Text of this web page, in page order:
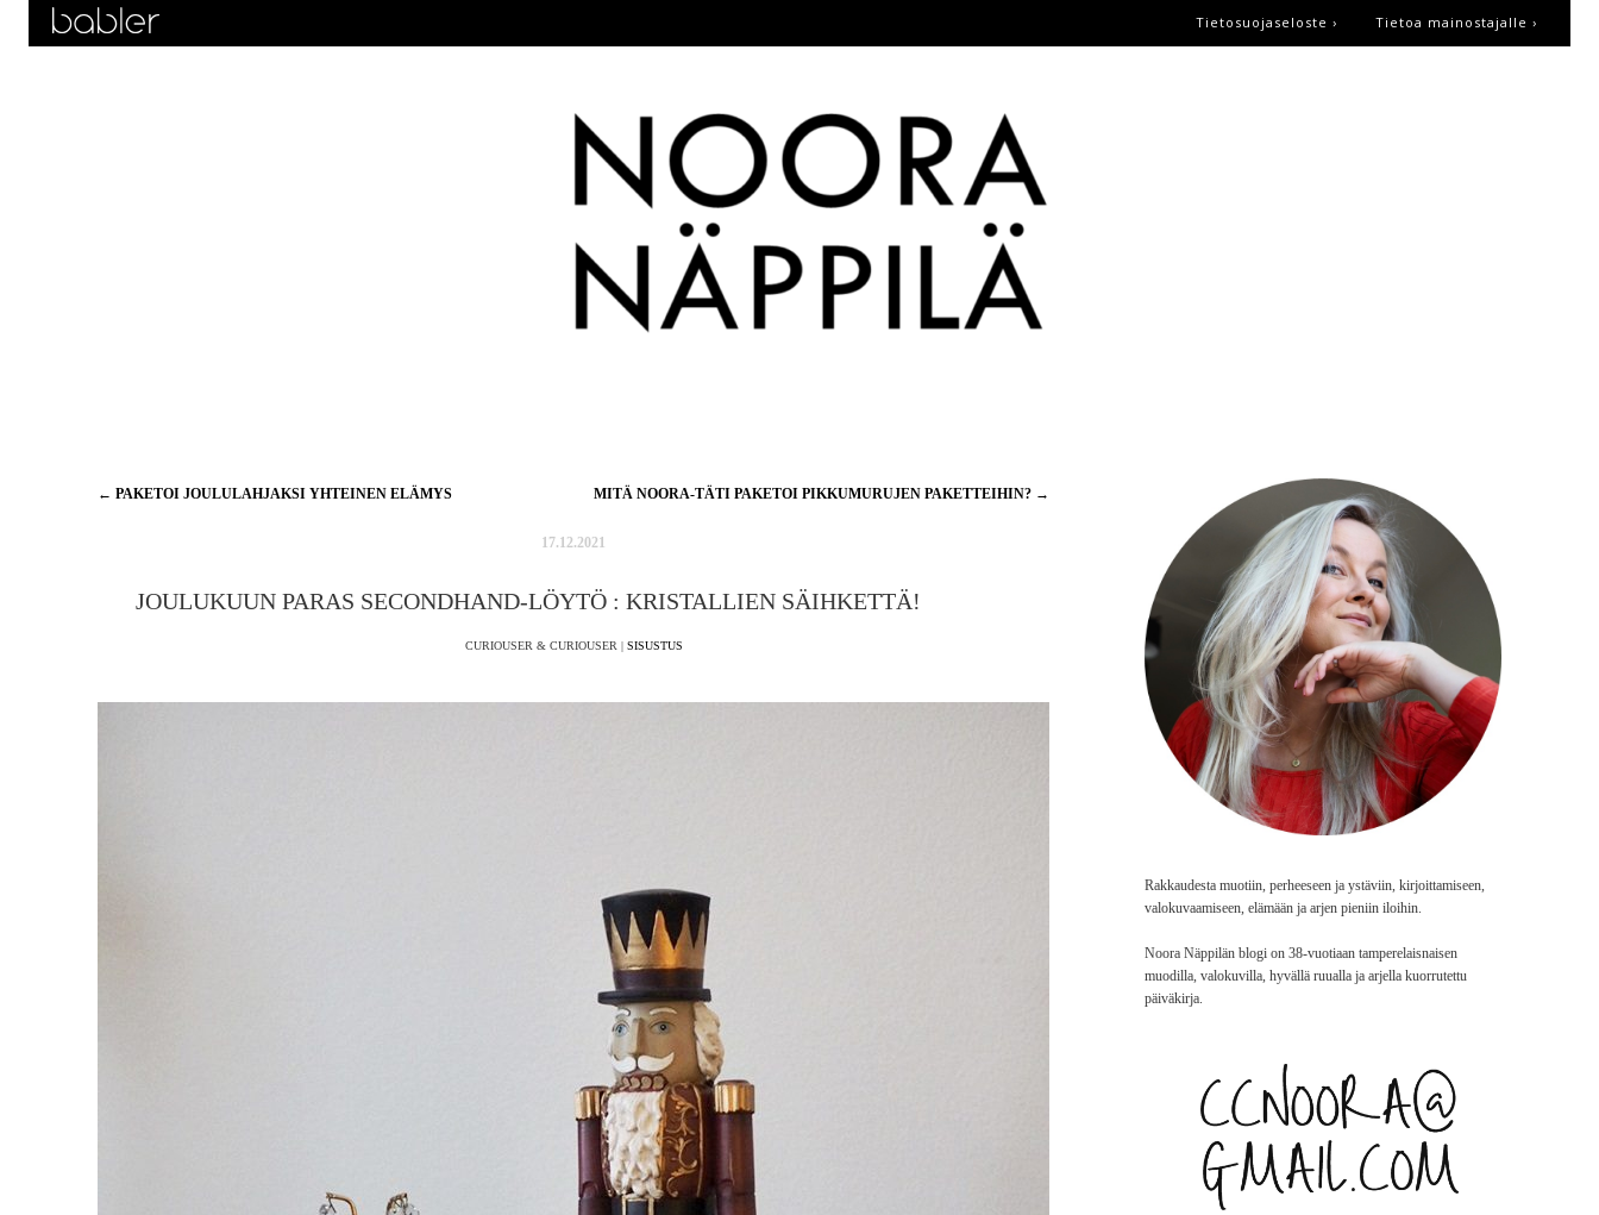
Tietoa mainostajalle ›
Tietosuojaseloste ›
Artikkelien
← PAKETOI JOULULAHJAKSI YHTEINEN ELÄMYS MITÄ NOORA-TÄTI PAKETOI PIKKUMURUJEN PAKETTEIHIN? →
17.12.2021
JOULUKUUN PARAS SECONDHAND-LÖYTÖ : KRISTALLIEN SÄIHKETTÄ!
CURIOUSER & CURIOUSER | SISUSTUS
Rakkaudesta muotiin, perheeseen ja ystäviin, kirjoittamiseen,
valokuvaamiseen, elämään ja arjen pieniin iloihin.
Noora Näppilän blogi on 38-vuotiaan tamperelaisnaisen
muodilla, valokuvilla, hyvällä ruualla ja arjella kuorrutettu
päiväkirja.